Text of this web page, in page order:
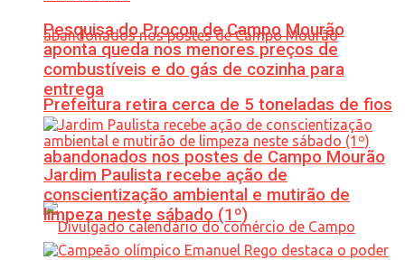
Prefeitura retira cerca de 5 toneladas de fios
abandonados nos postes de Campo Mourão
Pesquisa do Procon de Campo Mourão
aponta queda nos menores preços de
combustíveis e do gás de cozinha para
entrega
Jardim Paulista recebe ação de
conscientização ambiental e mutirão de
limpeza neste sábado (1º)